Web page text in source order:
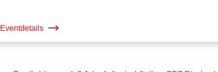
Eventdetails